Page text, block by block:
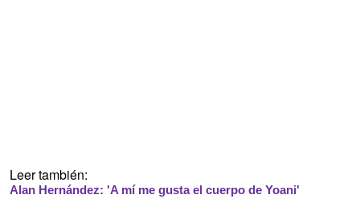
Leer también:
Alan Hernández: 'A mí me gusta el cuerpo de Yoani'